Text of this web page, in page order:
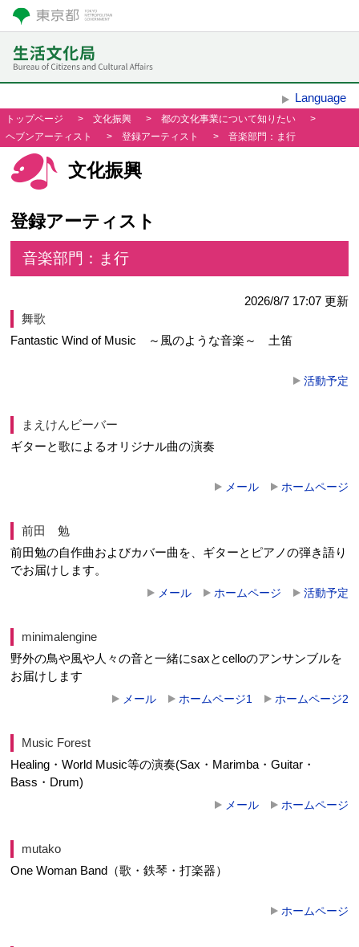
Language
トップページ > 文化振興 > 都の文化事業について知りたい
>
ヘブンアーティスト
> 登録アーティスト > 音楽部門：ま行
文化振興
登録アーティスト
音楽部門：ま行
2026/8/7 17:07更新
舞歌
Fantastic Wind of Music ～風のような音楽～ 土笛
活動予定
まえけんビーバー
ギターと歌によるオリジナル曲の演奏
メール ホームページ
前田 勉
前田勉の自作曲およびカバー曲を、ギターとピアノの弾き語り
でお届けします。
メール ホームページ 活動予定
minimalengine
野外の鳥や風や人々の音と一緒にsaxとcelloのアンサンブルを
お届けします
メール ホームページ1 ホームページ2
Music Forest
Healing・World Music等の演奏(Sax・Marimba・Guitar・
Bass・Drum)
メール ホームページ
mutako
One Woman Band（歌・鉄琴・打楽器）
ホームページ